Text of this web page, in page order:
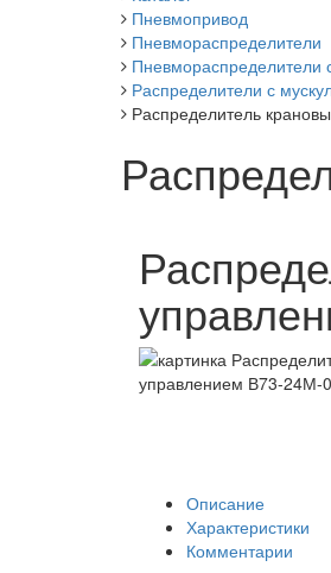
Пневмопривод
Пневмораспределители
Пневмораспределители
Распределители с
Распределитель
Описание
Характеристики
Комментарии